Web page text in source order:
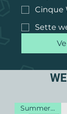
Cinque
Sette
Summer Sales